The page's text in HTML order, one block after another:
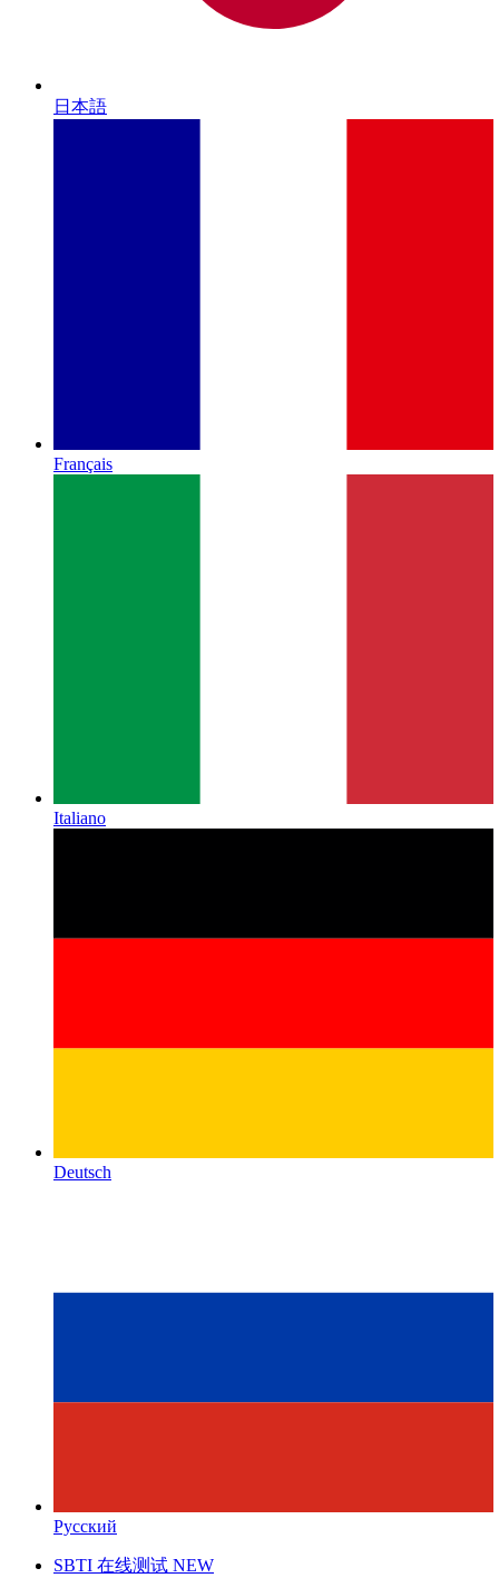
日本語
Français
Italiano
Deutsch
Русский
SBTI 在线测试 NEW